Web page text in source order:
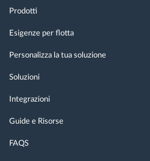
Prodotti
Esigenze per flotta
Personalizza la tua soluzione
Soluzioni
Integrazioni
Guide e Risorse
FAQS